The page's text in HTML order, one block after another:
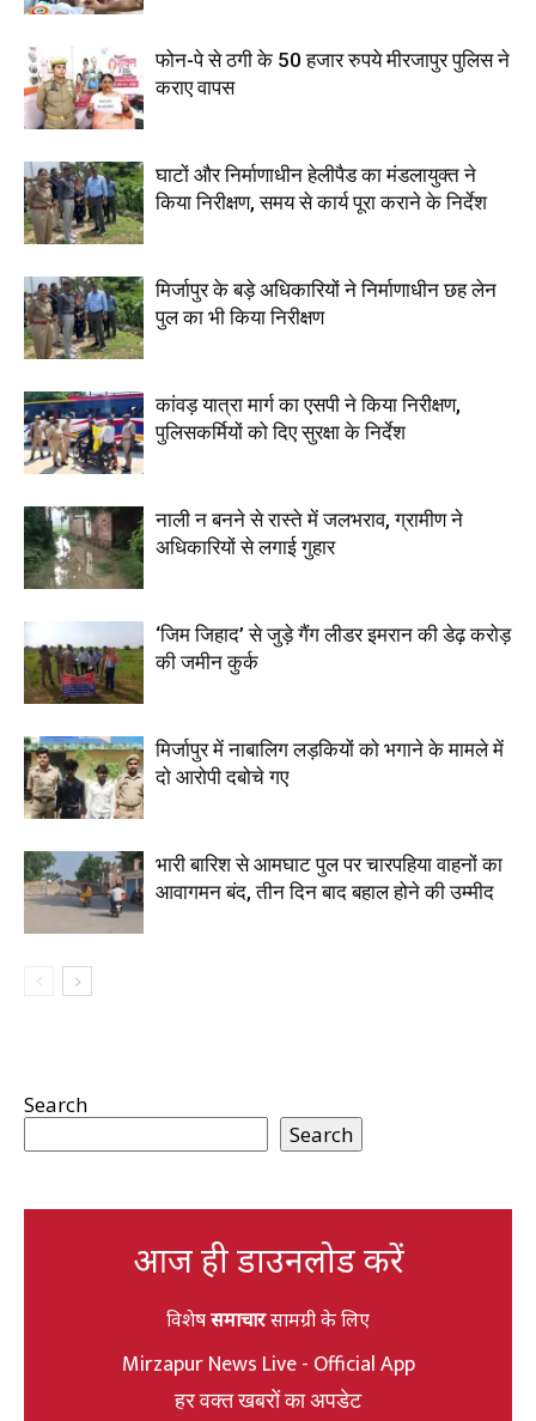
फोन-पे से ठगी के 50 हजार रुपये मीरजापुर पुलिस ने
कराए वापस
घाटों और निर्माणाधीन हेलीपैड का मंडलायुक्त ने
किया निरीक्षण, समय से कार्य पूरा कराने के निर्देश
मिर्जापुर के बड़े अधिकारियों ने निर्माणाधीन छह लेन
पुल का भी किया निरीक्षण
कांवड़ यात्रा मार्ग का एसपी ने किया निरीक्षण,
पुलिसकर्मियों को दिए सुरक्षा के निर्देश
नाली न बनने से रास्ते में जलभराव, ग्रामीण ने
अधिकारियों से लगाई गुहार
‘जिम जिहाद’ से जुड़े गैंग लीडर इमरान की डेढ़ करोड़
की जमीन कुर्क
मिर्जापुर में नाबालिग लड़कियों को भगाने के मामले में
दो आरोपी दबोचे गए
भारी बारिश से आमघाट पुल पर चारपहिया वाहनों का
आवागमन बंद, तीन दिन बाद बहाल होने की उम्मीद
Search
Search
आज ही डाउनलोड करें
विशेषसमाचारसामग्री के लिए
Mirzapur News Live - Official App
हर वक्त खबरों का अपडेट